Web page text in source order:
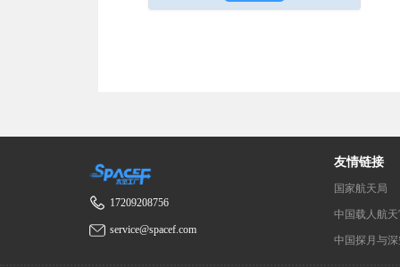
17209208756
service@spacef.com
友情链接
国家航天局
中国载人航
中国探月与